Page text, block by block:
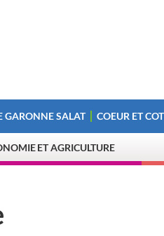
GARONNE SALAT COEUR ET
ET AGRICULTURE